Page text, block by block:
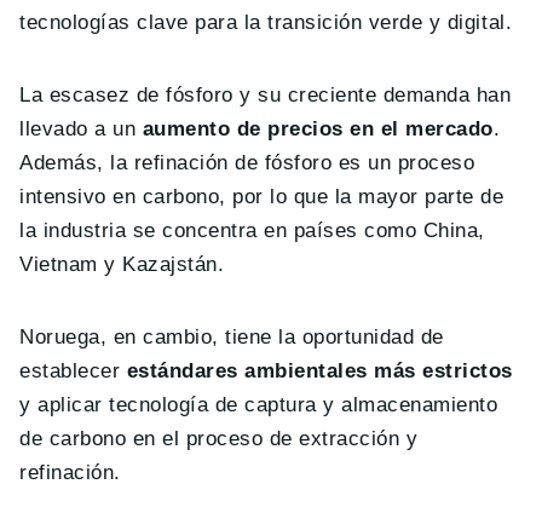
tecnologías clave para la transición verde y digital.
La escasez de fósforo y su creciente demanda han
llevado a un aumento de precios en el mercado.
Además, la refinación de fósforo es un proceso
intensivo en carbono, por lo que la mayor parte de
la industria se concentra en países como China,
Vietnam y Kazajstán.
Noruega, en cambio, tiene la oportunidad de
establecer estándares ambientales más estrictos
y aplicar tecnología de captura y almacenamiento
de carbono en el proceso de extracción y
refinación.